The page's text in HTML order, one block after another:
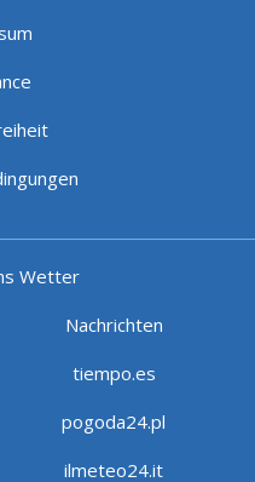
Wetter
Nachrichten
tiempo.es
pogoda24.pl
ilmeteo24.it